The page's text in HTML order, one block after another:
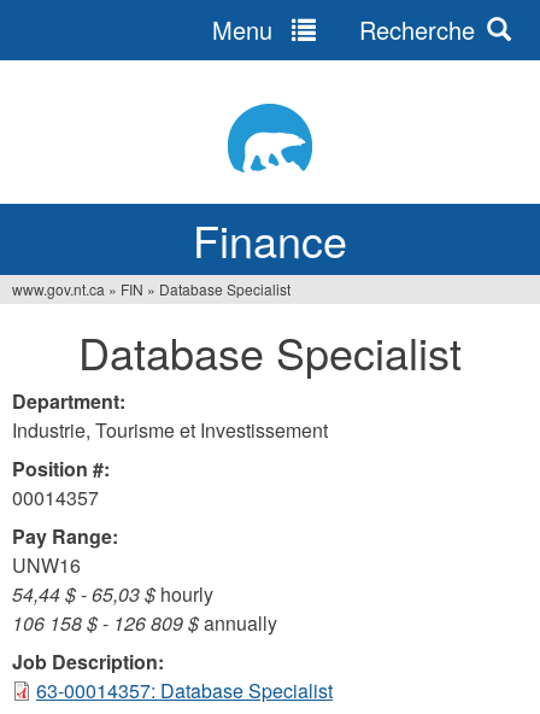
Finance
Menu Recherche
here
www.gov.nt.ca » FIN » Database Specialist
Database Specialist
Department:
Industrie, Tourisme et Investissement
Position #:
00014357
Pay Range:
UNW16
54,44 $-65,03 $ hourly
106 158 $- 126 809 $annually
Job Description:
63-00014357: Database Specialist